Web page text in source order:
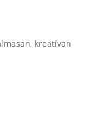
kreatívan